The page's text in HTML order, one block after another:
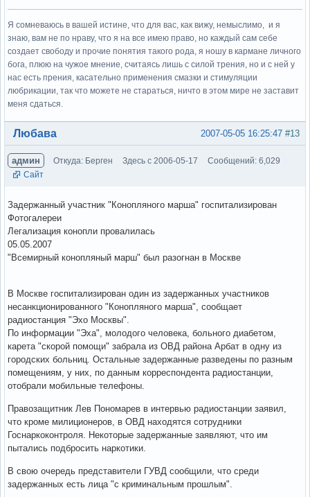
Я сомневаюсь в вашей истине, что для вас, как вижу, немыслимо, и я
знаю, вам не по нраву, что я на все имею право, но каждый сам себе
создает свободу и прочие понятия такого рода, я ношу в кармане личного
бога, плюю на чужое мнение, считаясь лишь с силой трения, но и с ней у
нас есть прения, касательно применения смазки и стимуляции
любрикации, так что можете не стараться, ничто в этом мире не заставит
меня сдаться.
Вне форума #13
2007-05-05 16:25:47
Любава
админ Откуда: Берген Здесь с 2006-05-17
Сообщений: 6,029
Сайт
Задержанный участник "Конопляного марша" госпитализирован
Фотогалереи
Легализация конопли провалилась
05.05.2007
"Всемирный конопляный марш" был разогнан в Москве
В Москве госпитализирован один из задержанных участников
несанкционированного "Конопляного марша", сообщает
радиостанция "Эхо Москвы".
По информации "Эха", молодого человека, больного диабетом,
карета "скорой помощи" забрала из ОВД района Арбат в одну из
городских больниц. Остальные задержанные разведены по разным
помещениям, у них, по данным корреспондента радиостанции,
отобрали мобильные телефоны.
Правозащитник Лев Пономарев в интервью радиостанции заявил,
что кроме милиционеров, в ОВД находятся сотрудники
Госнаркоконтроля. Некоторые задержанные заявляют, что им
пытались подбросить наркотики.
В свою очередь представители ГУВД сообщили, что среди
задержанных есть лица "с криминальным прошлым".